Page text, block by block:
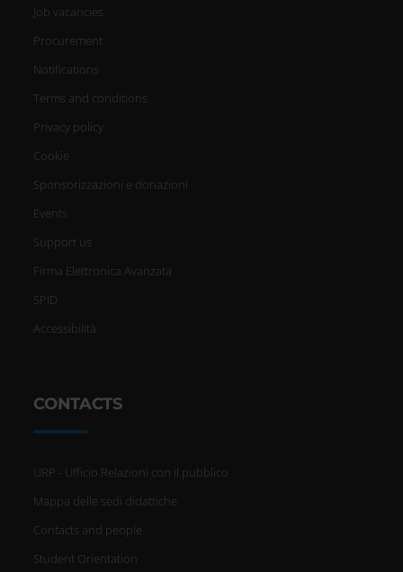
Job vacancies
Procurement
Notifications
Terms and conditions
Privacy policy
Cookie
Sponsorizzazioni e donazioni
Events
Support us
Firma Elettronica Avanzata
SPID
Accessibilità
CONTACTS
URP - Ufficio Relazioni con il pubblico
Mappa delle sedi didattiche
Contacts and people
Student Orientation